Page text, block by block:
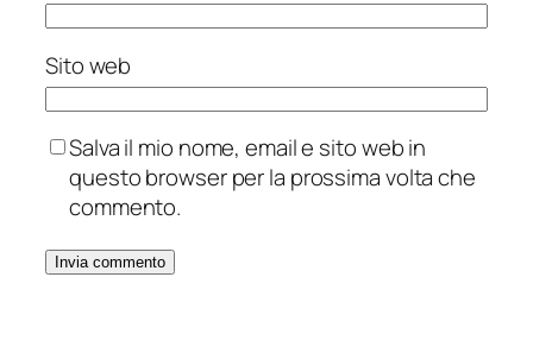
Sito web
Salva il mio nome, email e sito web in
questo browser per la prossima volta che
commento.